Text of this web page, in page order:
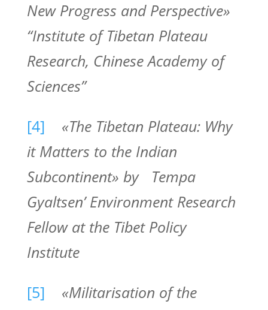
New Progress and Perspective»
“Institute of Tibetan Plateau
Research, Chinese Academy of
Sciences”
[4]
«The Tibetan Plateau: Why
it Matters to the Indian
Subcontinent» by Tempa
Gyaltsen’ Environment Research
Fellow at the Tibet Policy
Institute
[5]
«Militarisation of the